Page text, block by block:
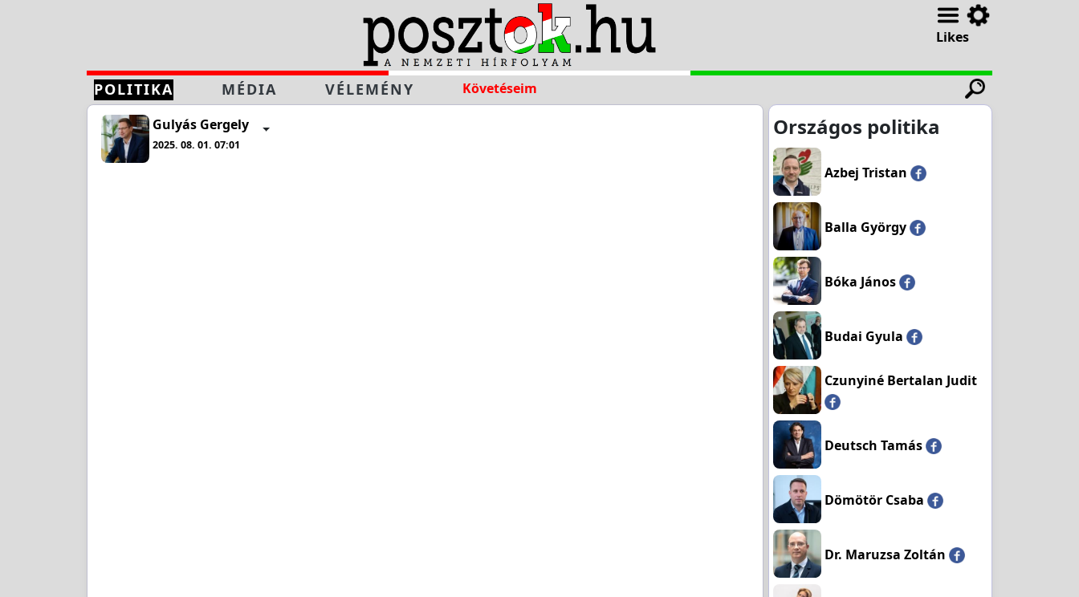
Likes
POLITIKA MÉDIA VÉLEMÉNY Követéseim
Gulyás Gergely
2025. 08. 01. 07:01
Országos politika
Azbej Tristan
Balla György
Bóka János
Budai Gyula
Czunyiné Bertalan Judit
Deutsch Tamás
Dömötör Csaba
Dr. Maruzsa Zoltán